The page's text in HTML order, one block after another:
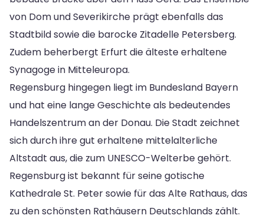
von Dom und Severikirche prägt ebenfalls das
Stadtbild sowie die barocke Zitadelle Petersberg.
Zudem beherbergt Erfurt die älteste erhaltene
Synagoge in Mitteleuropa.
Regensburg hingegen liegt im Bundesland Bayern
und hat eine lange Geschichte als bedeutendes
Handelszentrum an der Donau. Die Stadt zeichnet
sich durch ihre gut erhaltene mittelalterliche
Altstadt aus, die zum UNESCO-Welterbe gehört.
Regensburg ist bekannt für seine gotische
Kathedrale St. Peter sowie für das Alte Rathaus, das
zu den schönsten Rathäusern Deutschlands zählt.